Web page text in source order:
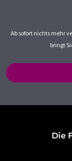
Ab sofort nichts mehr
bringt
Die